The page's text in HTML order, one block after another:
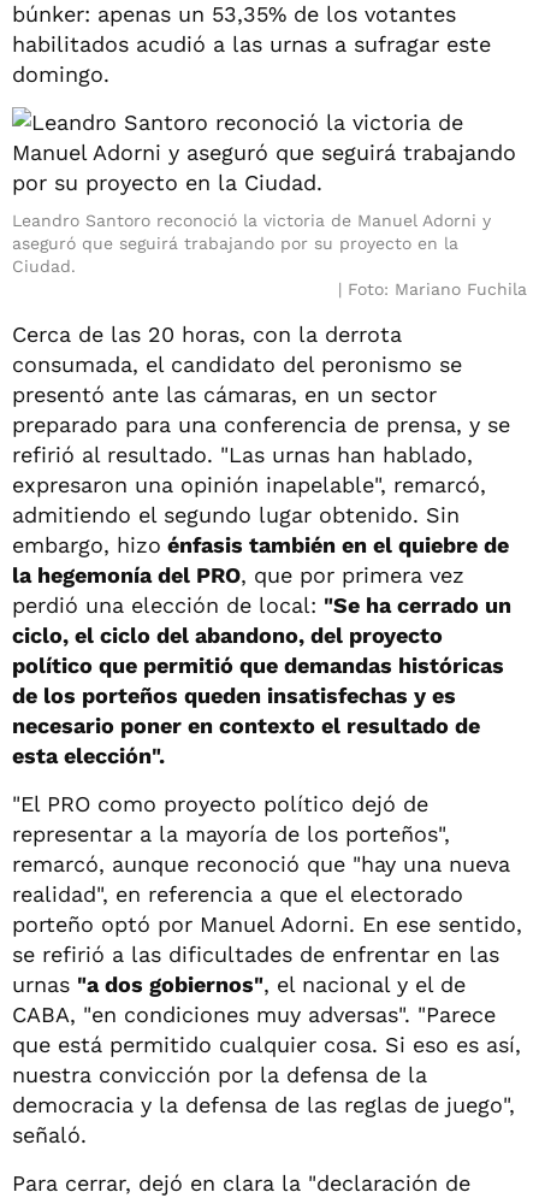
búnker: apenas un 53,35% de los votantes
habilitados acudió a las urnas a sufragar este
domingo.
Leandro Santoro reconoció la victoria de Manuel Adorni y
aseguró que seguirá trabajando por su proyecto en la
Ciudad.
Foto: Mariano Fuchila
Cerca de las 20 horas, con la derrota
consumada, el candidato del peronismo se
presentó ante las cámaras, en un sector
preparado para una conferencia de prensa, y se
refirió al resultado. "Las urnas han hablado,
expresaron una opinión inapelable", remarcó,
admitiendo el segundo lugar obtenido. Sin
embargo, hizo énfasis también en el quiebre de
la hegemonía del PRO, que por primera vez
perdió una elección de local: "Se ha cerrado un
ciclo, el ciclo del abandono, del proyecto
político que permitió que demandas históricas
de los porteños queden insatisfechas y es
necesario poner en contexto el resultado de
esta elección".
"El PRO como proyecto político dejó de
representar a la mayoría de los porteños",
remarcó, aunque reconoció que "hay una nueva
realidad", en referencia a que el electorado
porteño optó por Manuel Adorni. En ese sentido,
se refirió a las dificultades de enfrentar en las
urnas "a dos gobiernos", el nacional y el de
CABA, "en condiciones muy adversas". "Parece
que está permitido cualquier cosa. Si eso es así,
nuestra convicción por la defensa de la
democracia y la defensa de las reglas de juego",
señaló.
Para cerrar, dejó en clara la "declaración de